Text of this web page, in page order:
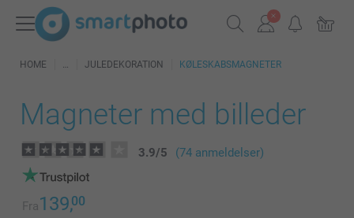
HOME JULEDEKORATION KØLESKABSMAGNETER
Magneter med billeder
3.9/5 (74 anmeldelser)
Fra139,00